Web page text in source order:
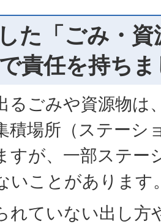
た「ごみ・
責任を持ち
るごみや資源物は
積場所（ステーシ
すが、一部ステー
いことがあります
れていない出し方